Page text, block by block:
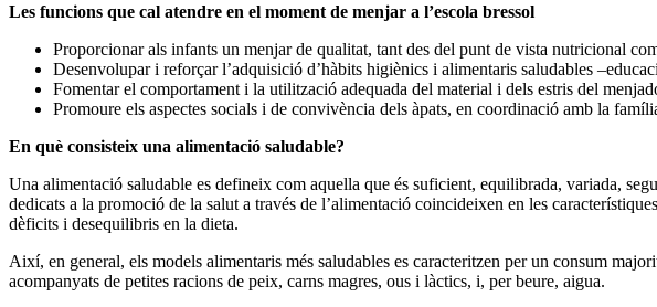
Les funcions que cal atendre en el moment de menjar a l’escola bressol
Proporcionar als infants un menjar de qualitat, tant des del punt de vista nutricional
Desenvolupar i reforçar l’adquisició d’hàbits higiènics i alimentaris saludables
Fomentar el comportament i la utilització adequada del material i dels estris del
Promoure els aspectes socials i de convivència dels àpats, en coordinació amb la
En què consisteix una alimentació saludable?
Una alimentació saludable es defineix com aquella que és suficient, equilibrada, variada,
dedicats a la promoció de la salut a través de l’alimentació coincideixen en les
dèficits i desequilibris en la dieta.
Així, en general, els models alimentaris més saludables es caracteritzen per un consum
acompanyats de petites racions de peix, carns magres, ous i làctics, i, per beure, aigua.